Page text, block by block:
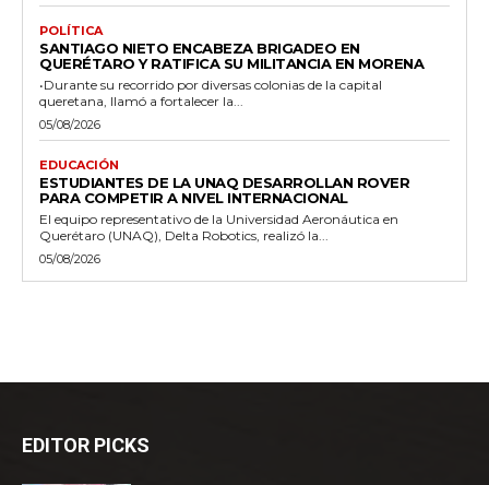
POLÍTICA
SANTIAGO NIETO ENCABEZA BRIGADEO EN
QUERÉTARO Y RATIFICA SU MILITANCIA EN MORENA
•Durante su recorrido por diversas colonias de la capital
queretana, llamó a fortalecer la...
05/08/2026
EDUCACIÓN
ESTUDIANTES DE LA UNAQ DESARROLLAN ROVER
PARA COMPETIR A NIVEL INTERNACIONAL
El equipo representativo de la Universidad Aeronáutica en
Querétaro (UNAQ), Delta Robotics, realizó la...
05/08/2026
EDITOR PICKS